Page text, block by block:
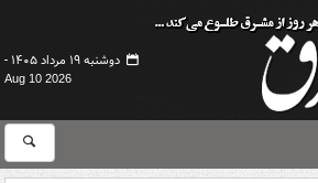
دوشنبه ۱۹ مرداد ۱۴۰۵ -
Aug 10 2026